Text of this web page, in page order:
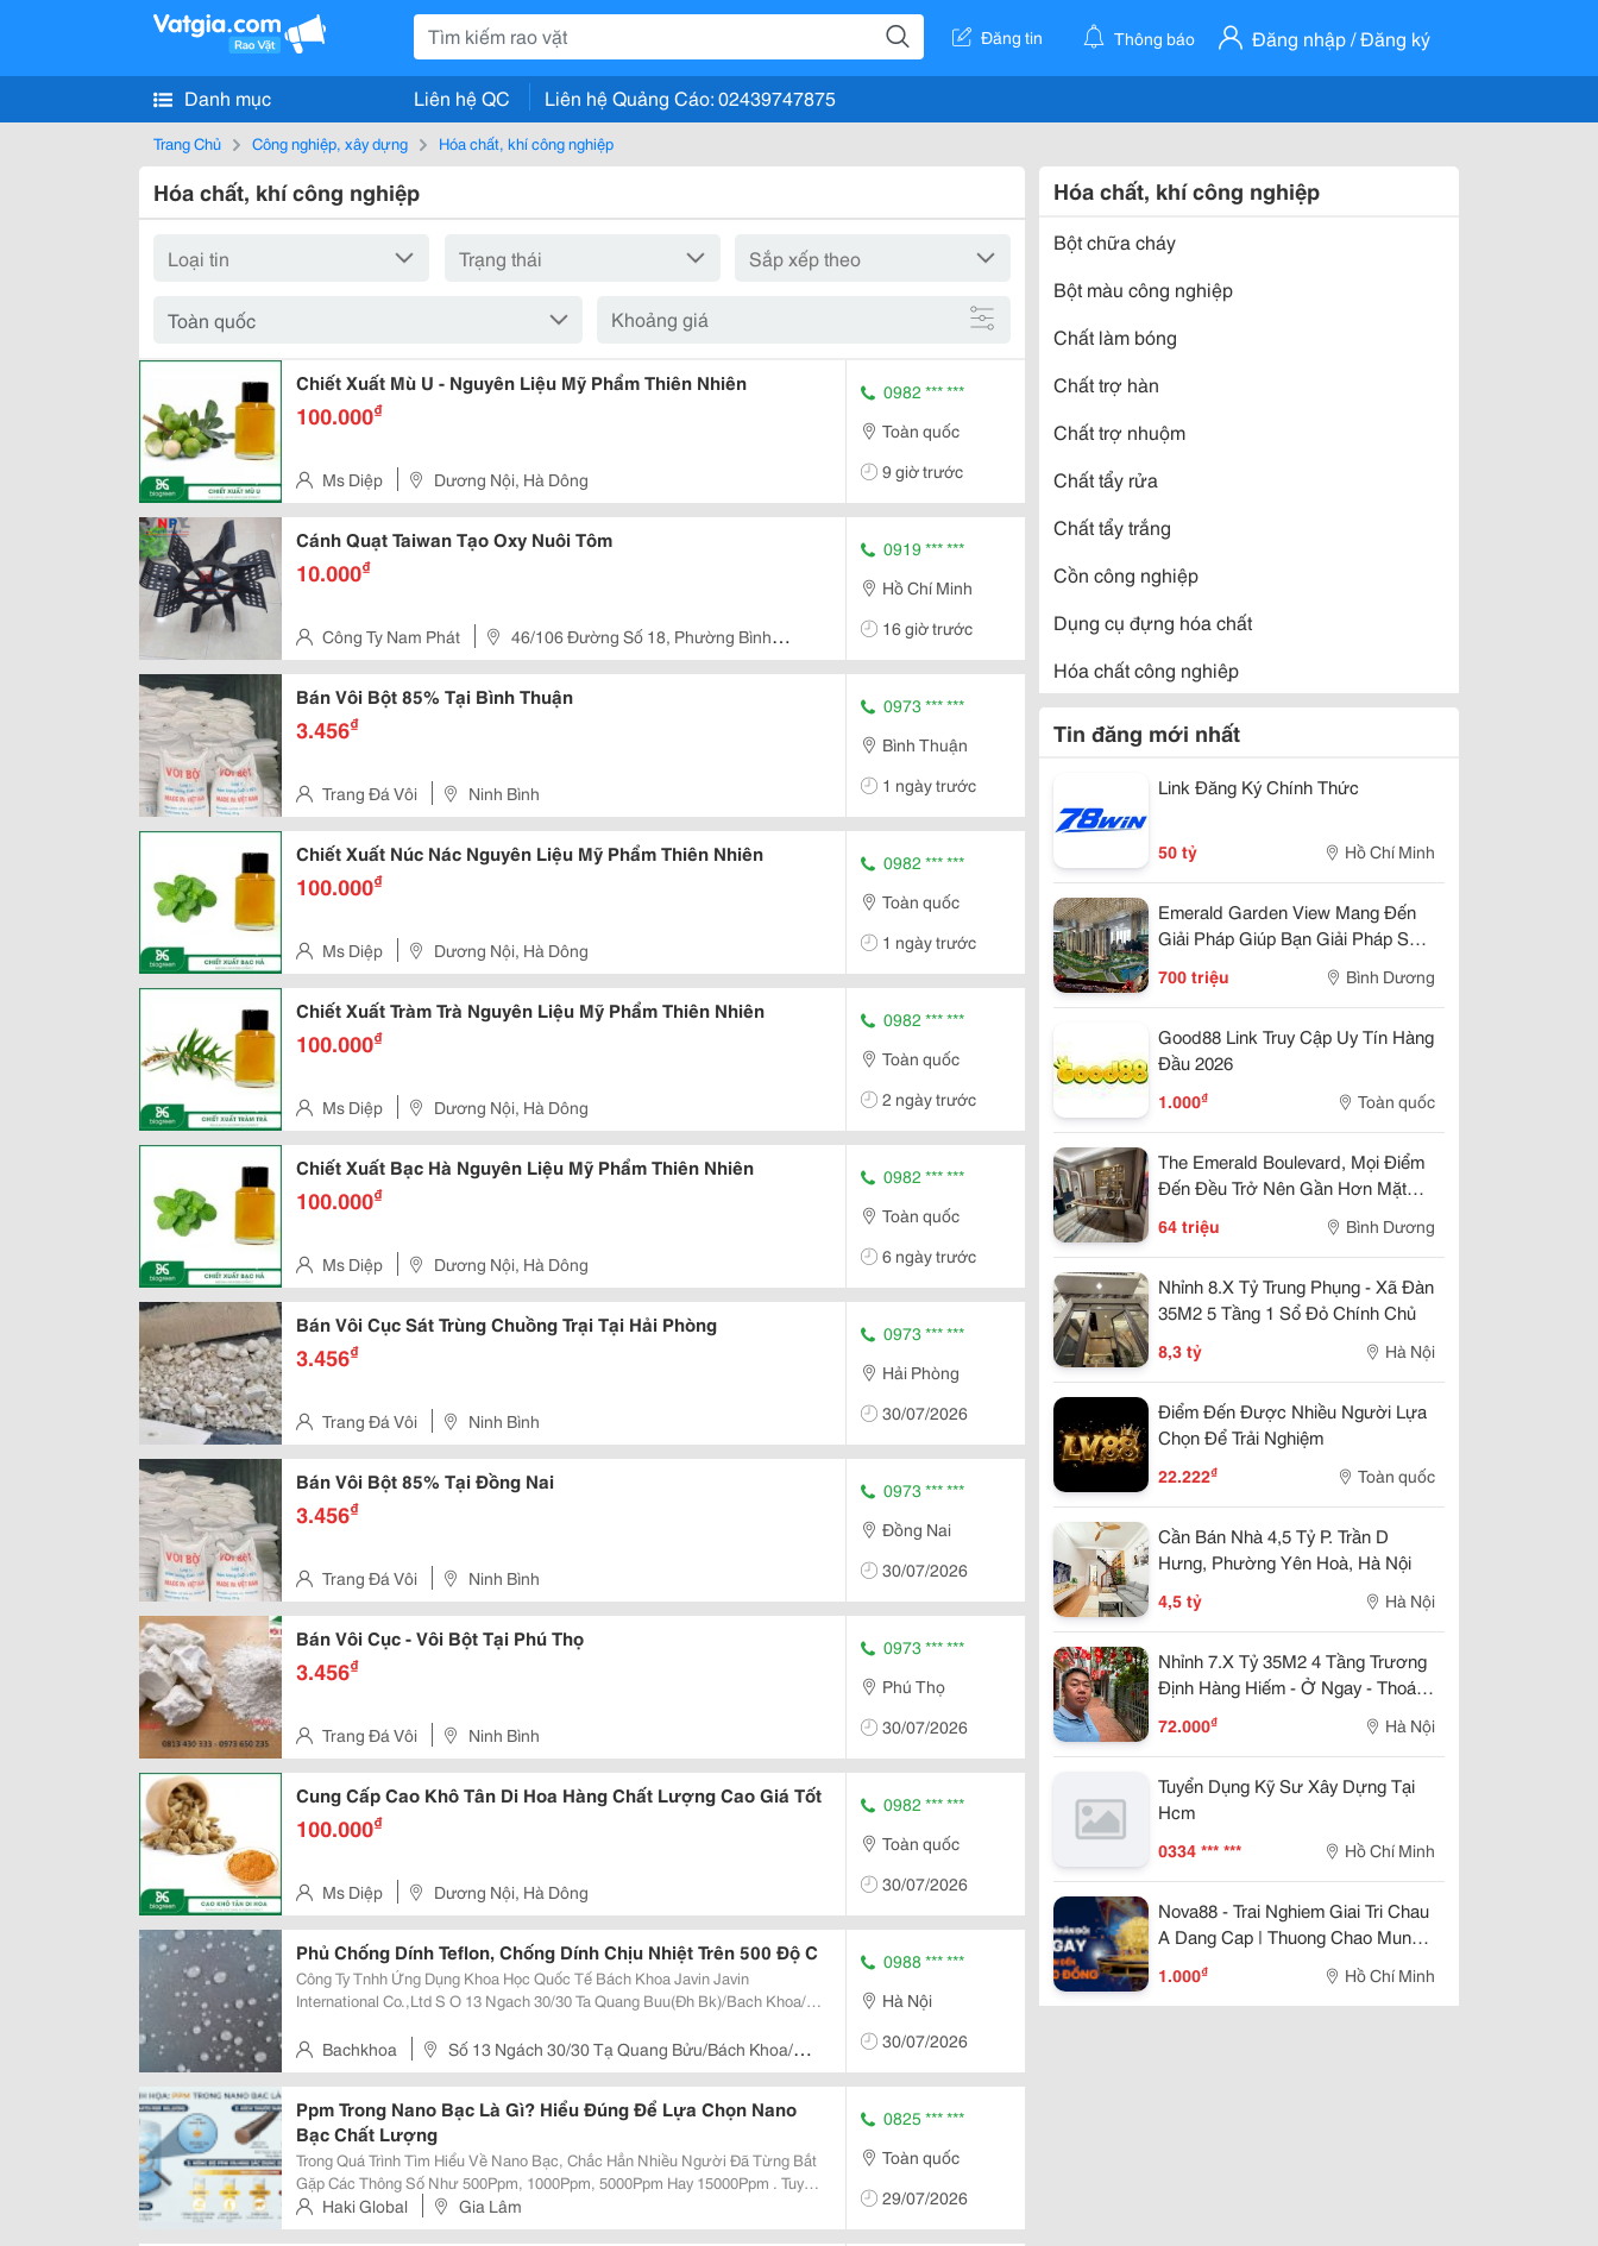
Đăng tin Thông báo Đăng nhập / Đăng ký
Danh mục Liên hệ QC Liên hệ Quảng Cáo: 02439747875
Trang Chủ Công nghiệp, xây dựng Hóa chất, khí công nghiệp
Hóa chất, khí công nghiệp
Khoảng giá
Chiết Xuất Mù U - Nguyên Liệu Mỹ Phẩm Thiên Nhiên
100.000₫
Ms Diệp Dương Nội, Hà Dông
0982 *** ***
Toàn quốc
9 giờ trước
Cánh Quạt Taiwan Tạo Oxy Nuôi Tôm
10.000₫
Công Ty Nam Phát
46/106 Đường Số 18, Phường Bình
Hưng Hòa, Tphcm
0919 *** ***
Hồ Chí Minh
16 giờ trước
Bán Vôi Bột 85% Tại Bình Thuận
3.456₫
Trang Đá Vôi Ninh Bình
0973 *** ***
Bình Thuận
1 ngày trước
Chiết Xuất Núc Nác Nguyên Liệu Mỹ Phẩm Thiên Nhiên
100.000₫
Ms Diệp Dương Nội, Hà Dông
0982 *** ***
Toàn quốc
1 ngày trước
Chiết Xuất Tràm Trà Nguyên Liệu Mỹ Phẩm Thiên Nhiên
100.000₫
Ms Diệp Dương Nội, Hà Dông
0982 *** ***
Toàn quốc
2 ngày trước
Chiết Xuất Bạc Hà Nguyên Liệu Mỹ Phẩm Thiên Nhiên
100.000₫
Ms Diệp Dương Nội, Hà Dông
0982 *** ***
Toàn quốc
6 ngày trước
Bán Vôi Cục Sát Trùng Chuồng Trại Tại Hải Phòng
3.456₫
Trang Đá Vôi Ninh Bình
0973 *** ***
Hải Phòng
30/07/2026
Bán Vôi Bột 85% Tại Đồng Nai
3.456₫
Trang Đá Vôi Ninh Bình
0973 *** ***
Đồng Nai
30/07/2026
Bán Vôi Cục - Vôi Bột Tại Phú Thọ
3.456₫
Trang Đá Vôi Ninh Bình
0973 *** ***
Phú Thọ
30/07/2026
Cung Cấp Cao Khô Tân Di Hoa Hàng Chất Lượng Cao Giá Tốt
100.000₫
Ms Diệp Dương Nội, Hà Dông
0982 *** ***
Toàn quốc
30/07/2026
Phủ Chống Dính Teflon, Chống Dính Chịu Nhiệt Trên 500 Độ C
Công Ty Tnhh Ứng Dụng Khoa Học Quốc Tế Bách Khoa Javin Javin
International Co.,Ltd S O 13 Ngach 30/30 Ta Quang Buu(Đh Bk)/Bach Khoa/Ha
Forever828688@Yahoo.com.vn Dangdungbachkhoa@Gmail
Bachkhoa
Số 13 Ngách 30/30 Tạ Quang Bửu/Bách Khoa/Hà
Nội
0988 *** ***
Hà Nội
30/07/2026
Ppm Trong Nano Bạc Là Gì? Hiểu Đúng Để Lựa Chọn Nano
Bạc Chất Lượng
Trong Quá Trình Tìm Hiểu Về Nano Bạc, Chắc Hẳn Nhiều Người Đã Từng Bắt
Gặp Các Thông Số Như 500Ppm, 1000Ppm, 5000Ppm Hay 15000Ppm . Tuy
Nhiên, Không Phải Ai Cũng Hiểu Rõ Ppm Trong Nano Bạc Là Gì Và Chỉ Số Này
Có Ý Nghĩa Như Thế Nào Đối Với Chất Lượng...
Haki Global Gia Lâm
0825 *** ***
Toàn quốc
29/07/2026
Hóa chất, khí công nghiệp
Bột chữa cháy
Bột màu công nghiệp
Chất làm bóng
Chất trợ hàn
Chất trợ nhuộm
Chất tẩy rửa
Chất tẩy trắng
Cồn công nghiệp
Dụng cụ đựng hóa chất
Hóa chất công nghiệp
Hóa chất bảo dưỡng
Hóa chất tinh khiết
Hóa chất xây dựng
Hóa chất y tế
Keo công nghiệp
Khí công nghiệp
Phẩm nhuộm vải
Thiết bị đựng khí công nghiệp
Trợ chất in vải
Tin đăng mới nhất
Link Đăng Ký Chính Thức
50 tỷ Hồ Chí Minh
Emerald Garden View Mang Đến
Giải Pháp Giúp Bạn Giải Pháp Sở
700 triệu Bình Dương
Good88 Link Truy Cập Uy Tín Hàng
Đầu 2026
1.000₫ Toàn quốc
The Emerald Boulevard, Mọi Điểm
Đến Đều Trở Nên Gần Hơn Mặt
64 triệu Bình Dương
Nhỉnh 8.X Tỷ Trung Phụng - Xã Đàn
35M2 5 Tầng 1 Sổ Đỏ Chính Chủ
8,3 tỷ Hà Nội
Điểm Đến Được Nhiều Người Lựa
Chọn Để Trải Nghiệm
22.222₫ Toàn quốc
Cần Bán Nhà 4,5 Tỷ P. Trần D
Hưng, Phường Yên Hoà, Hà Nội
4,5 tỷ Hà Nội
Nhỉnh 7.X Tỷ 35M2 4 Tầng Trương
Định Hàng Hiếm - Ở Ngay - Thoáng
Trước Sau. Sổ Đỏ Cất Két
72.000₫ Hà Nội
Tuyển Dụng Kỹ Sư Xây Dựng Tại
Hcm
0334 *** *** Hồ Chí Minh
Nova88 - Trai Nghiem Giai Tri Chau
A Dang Cap | Thuong Chao Mung
1.000₫ Hồ Chí Minh